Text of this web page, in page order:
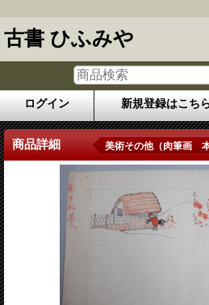
古書 ひふみや
ログイン 新規登録はこち
商品詳細 美術その他（肉筆画 本